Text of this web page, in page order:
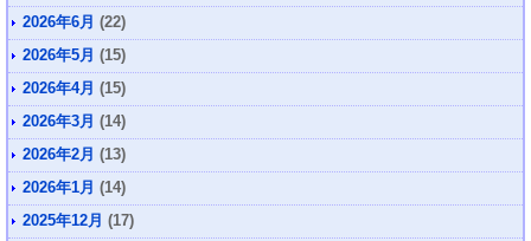
2026年6月 (22)
2026年5月 (15)
2026年4月 (15)
2026年3月 (14)
2026年2月 (13)
2026年1月 (14)
2025年12月 (17)